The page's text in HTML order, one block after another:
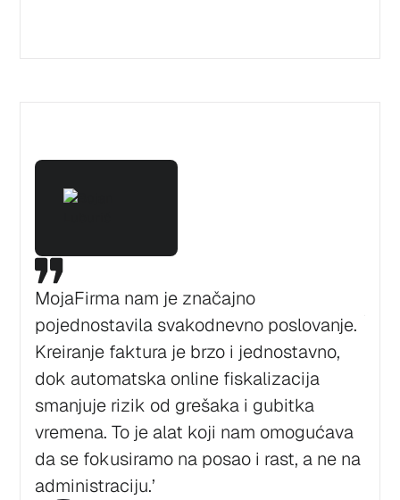
MojaFirma nam je značajno
pojednostavila svakodnevno poslovanje.
Kreiranje faktura je brzo i jednostavno,
dok automatska online fiskalizacija
smanjuje rizik od grešaka i gubitka
vremena. To je alat koji nam omogućava
da se fokusiramo na posao i rast, a ne na
administraciju.’